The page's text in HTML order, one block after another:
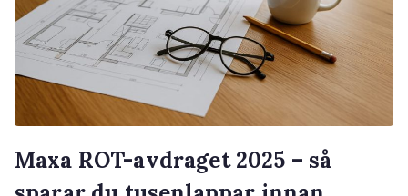
Maxa ROT-avdraget 2025 – så